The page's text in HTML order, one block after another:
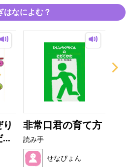
はなによむ？
...
非常口君の育て方
読み手
せなぴょん